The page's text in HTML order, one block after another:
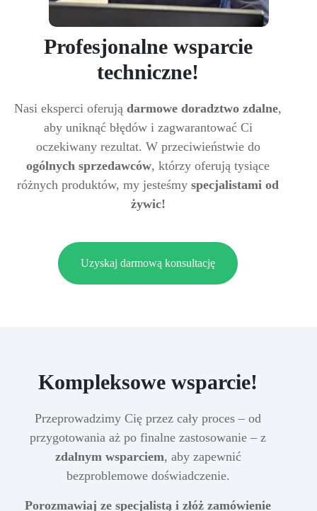
Profesjonalne wsparcie
techniczne!
Nasi eksperci oferują darmowe doradztwo zdalne,
aby uniknąć błędów i zagwarantować Ci
oczekiwany rezultat. W przeciwieństwie do
ogólnych sprzedawców, którzy oferują tysiące
różnych produktów, my jesteśmy specjalistami od
żywic!
Uzyskaj darmową konsultację
Kompleksowe wsparcie!
Przeprowadzimy Cię przez cały proces – od
przygotowania aż po finalne zastosowanie – z
zdalnym wsparciem, aby zapewnić
bezproblemowe doświadczenie.
Porozmawiaj ze specjalistą i złóż zamówienie